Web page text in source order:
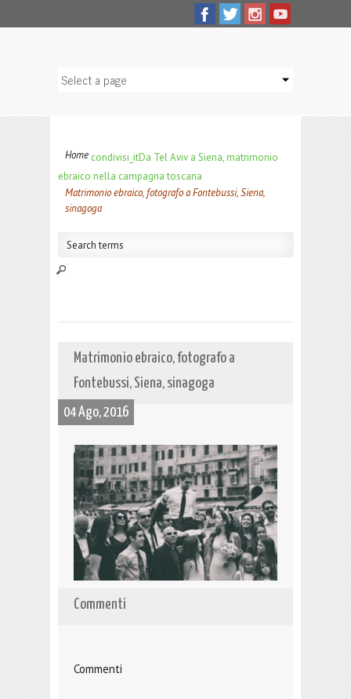
Home condivisi_itDa Tel Aviv a Siena, matrimonio
ebraico nella campagna toscana
Matrimonio ebraico, fotografo a Fontebussi, Siena,
sinagoga
Matrimonio ebraico, fotografo a
Fontebussi, Siena, sinagoga
04 Ago, 2016
Commenti
Commenti